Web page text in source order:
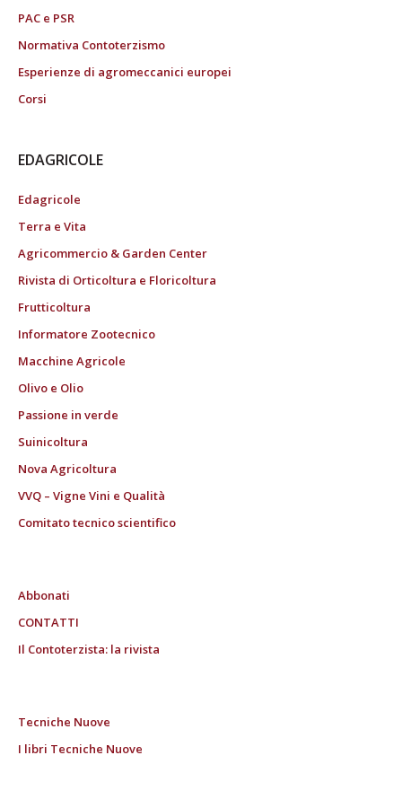
PAC e PSR
Normativa Contoterzismo
Esperienze di agromeccanici europei
Corsi
EDAGRICOLE
Edagricole
Terra e Vita
Agricommercio & Garden Center
Rivista di Orticoltura e Floricoltura
Frutticoltura
Informatore Zootecnico
Macchine Agricole
Olivo e Olio
Passione in verde
Suinicoltura
Nova Agricoltura
VVQ – Vigne Vini e Qualità
Comitato tecnico scientifico
Abbonati
CONTATTI
Il Contoterzista: la rivista
Tecniche Nuove
I libri Tecniche Nuove